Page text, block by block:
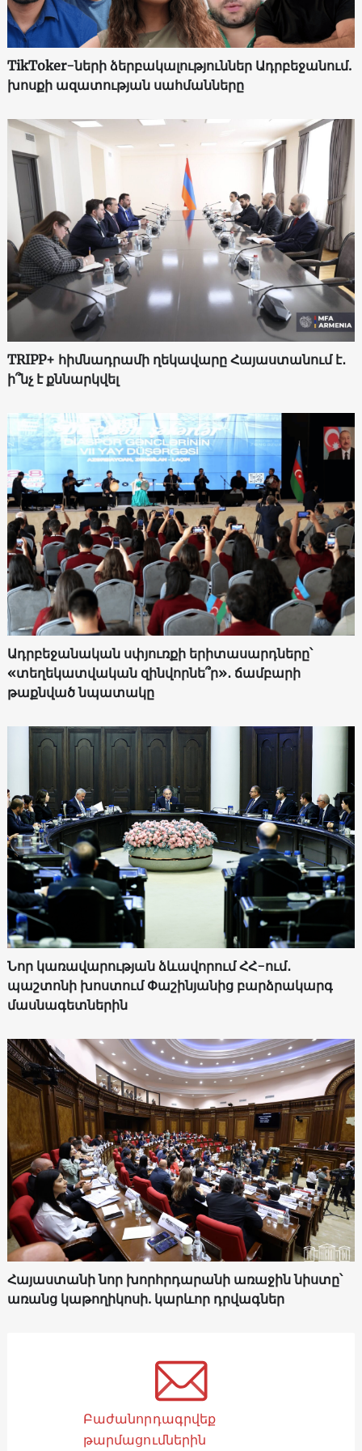
TikToker-ների ձերբակալություններ Ադրբեջանում.
խոսքի ազատության սահմանները
TRIPP+ հիմնադրամի ղեկավարը Հայաստանում է․
ի՞նչ է քննարկվել
Ադրբեջանական սփյուռքի երիտասարդները՝
«տեղեկատվական զինվորնե՞ր»․ ճամբարի
թաքնված նպատակը
Նոր կառավարության ձևավորում ՀՀ-ում․
պաշտոնի խոստում Փաշինյանից բարձրակարգ
մասնագետներին
Հայաստանի նոր խորհրդարանի առաջին նիստը՝
առանց կաթողիկոսի. կարևոր դրվագներ
Բաժանորդագրվեք
թարմացումներին